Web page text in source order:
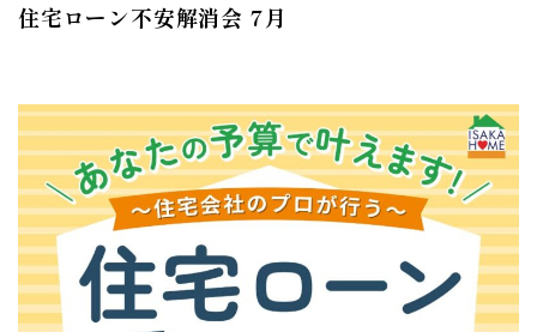
住宅ローン不安解消会 7月